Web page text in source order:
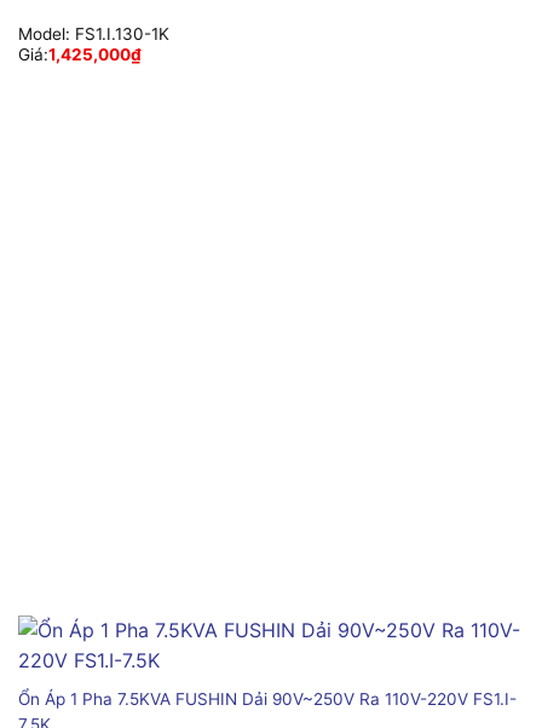
Model: FS1.I.130-1K
Giá:1,425,000₫
Ổn Áp 1 Pha 7.5KVA FUSHIN Dải 90V~250V Ra 110V-220V FS1.I-